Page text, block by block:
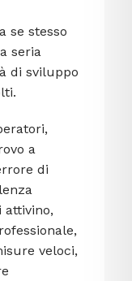
se stesso
seria
di sviluppo
a
di
attivino,
veloci,